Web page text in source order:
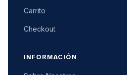
Carrito
Checkout
INFORMACIÓN